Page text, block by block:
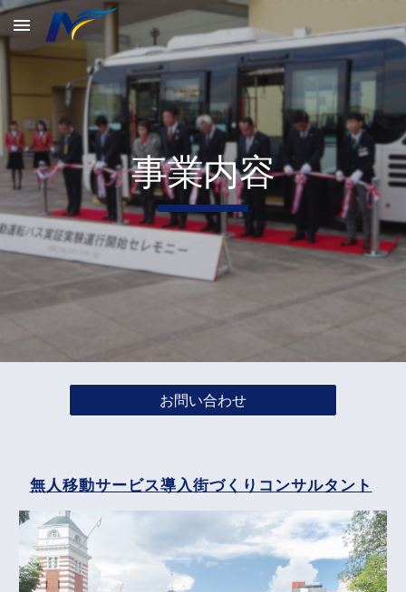
Skip to main content Skip to navigation
事業内容
お問い合わせ
無人移動サービス導入街づくりコンサルタント